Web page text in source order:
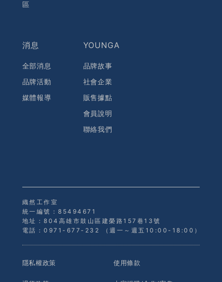
區
消息
全部消息
品牌活動
媒體報導
YOUNGA
品牌故事
社會企業
販售據點
會員說明
聯絡我們
織然工作室
統一編號：85494671
地址：804高雄市鼓山區建榮路157巷13號
電話：0971-677-232 （週一～週五10:00-18:00）
隱私權政策 使用條款